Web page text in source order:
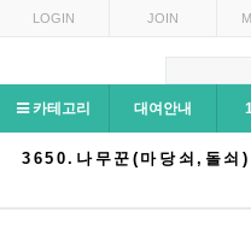
LOGIN JOIN
카테고리 대여안내
3650.나무꾼(마당쇠,돌쇠